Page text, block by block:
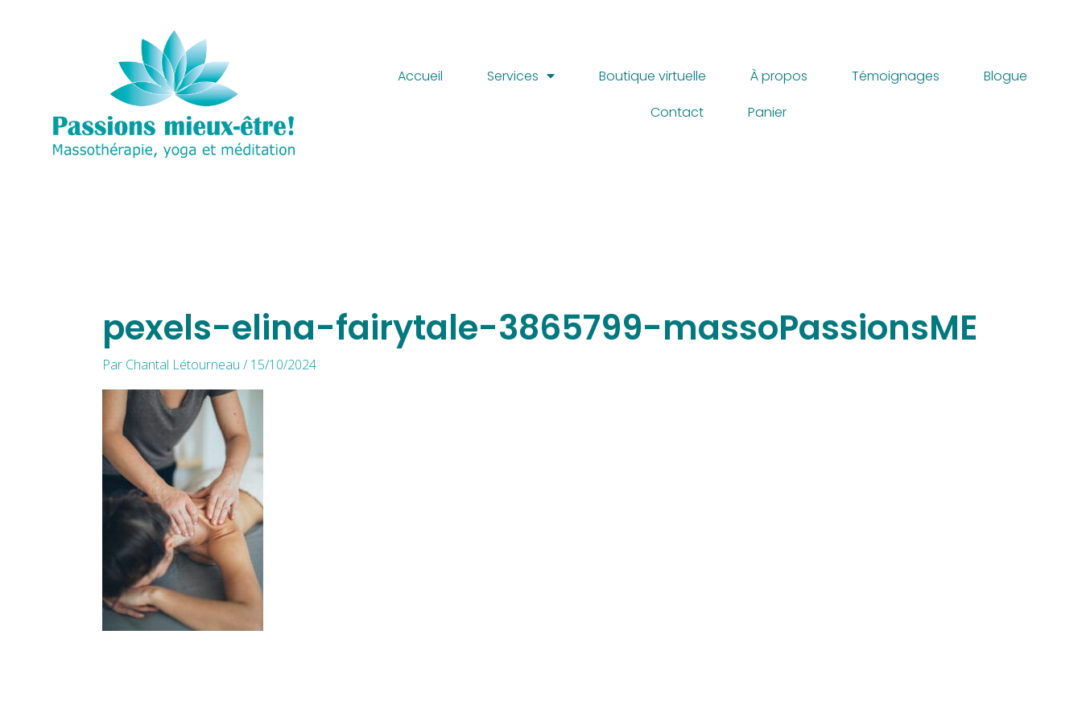
Accueil Services Boutique virtuelle À propos Témoignages
Blogue
Contact
Panier
pexels-elina-fairytale-3865799-massoPassionsME
Par Chantal Létourneau /15/10/2024